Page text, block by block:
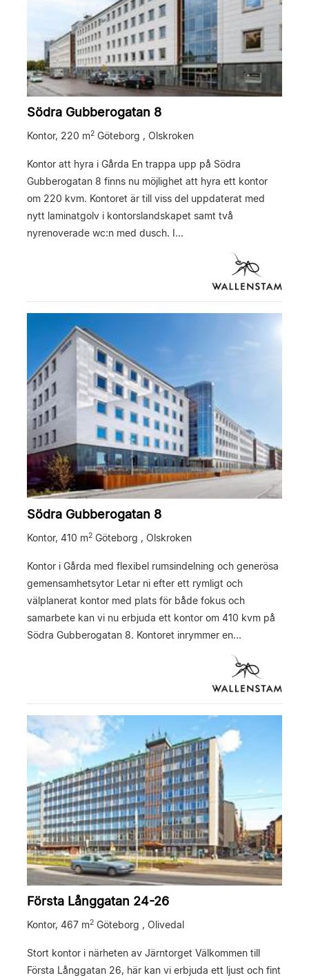
Södra Gubberogatan 8
Kontor, 220 m2 Göteborg , Olskroken
Kontor att hyra i Gårda En trappa upp på Södra
Gubberogatan 8 finns nu möjlighet att hyra ett kontor
om 220 kvm. Kontoret är till viss del uppdaterat med
nytt laminatgolv i kontorslandskapet samt två
nyrenoverade wc:n med dusch. I...
Södra Gubberogatan 8
Kontor, 410 m2 Göteborg , Olskroken
Kontor i Gårda med flexibel rumsindelning och generösa
gemensamhetsytor Letar ni efter ett rymligt och
välplanerat kontor med plats för både fokus och
samarbete kan vi nu erbjuda ett kontor om 410 kvm på
Södra Gubberogatan 8. Kontoret inrymmer en...
Första Långgatan 24-26
Kontor, 467 m2 Göteborg , Olivedal
Stort kontor i närheten av Järntorget Välkommen till
Första Långgatan 26, här kan vi erbjuda ett ljust och fint